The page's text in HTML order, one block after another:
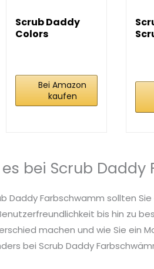
Scrub Daddy
Colors
Bei Amazon
kaufen
bei Scrub Daddy
Daddy Farbschwamm sollten
bis hin zu
machen und wie Sie ein
bei Scrub Daddy